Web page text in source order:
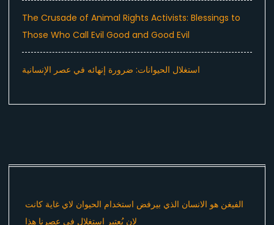
The Crusade of Animal Rights Activists: Blessings to
Those Who Call Evil Good and Good Evil
استغلال الحيوانات: ضرورة إنهائه في عصر الإنسانية
الفيغن هو الانسان الذي بيرفض استخدام الحيوان لاي غاية كانت